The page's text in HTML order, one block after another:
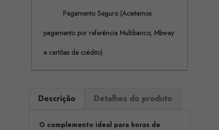
Pagamento Seguro (Aceitamos
pagamento por referência Multibanco, Mbway
e cartões de crédito)
Descrição Detalhes do produto
O complemento ideal para horas de